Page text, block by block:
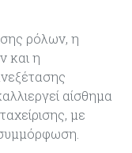
ρόλων, η
και η
αίσθημα
με